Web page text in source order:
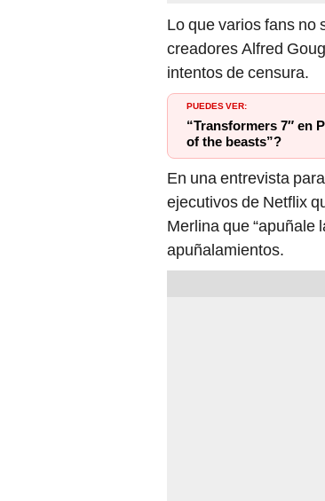
Lo que varios fans no
creadores Alfred
intentos de censura.
PUEDES VER:
“Transformers 7″ en
of the beasts”?
En una entrevista
ejecutivos de Netflix
Merlina que “apuñale
apuñalamientos.